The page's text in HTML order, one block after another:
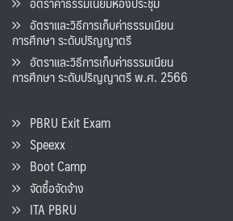
อัตราและวิธีการเก็บค่าธรรมเนียน
การศึกษา ระดับปริญญาตรี
อัตราและวิธีการเก็บค่าธรรมเนียน
การศึกษา ระดับปริญญาตรี พ.ศ. 2566
PBRU Exit Exam
Speexx
Boot Camp
จัดซื้อจัดจ้าง
ITA PBRU